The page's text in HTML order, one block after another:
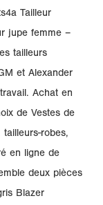
Tailleur
jupe femme –
tailleurs
et Alexander
Achat en
de Vestes de
tailleurs-robes,
en ligne de
deux pièces
Blazer